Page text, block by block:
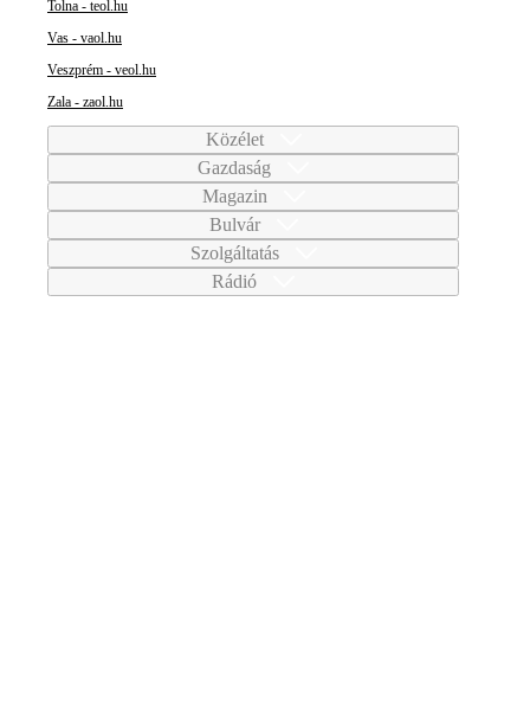
Tolna - teol.hu
Vas - vaol.hu
Veszprém - veol.hu
Zala - zaol.hu
Közélet
Gazdaság
Magazin
Bulvár
Szolgáltatás
Rádió